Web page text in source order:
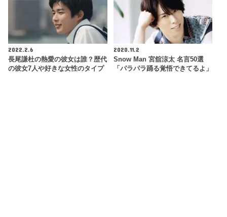
2022.2.6
長尾謙杜の熱愛の彼女は誰？歴代
の彼女7人や好きな女性のタイプ
2020.11.2
Snow Man 宮舘涼太 名言50選
「パラパラ踊る覚悟できてるよ」